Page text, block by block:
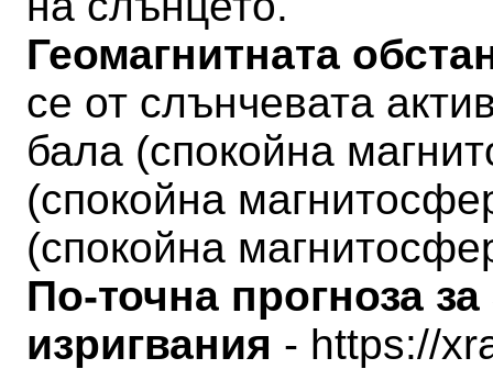
Геомагнитната
се от слънчевата
бала (спокойна
(спокойна
(спокойна
По-точна прогноза
изригвания - https://